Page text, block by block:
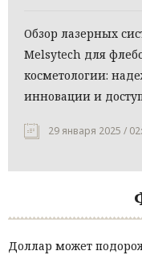
Обзор лазерных
Melsytech для
косметологии:
инновации и
29 января 2025 /
Доллар может